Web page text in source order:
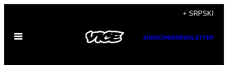
садржај
+ SRPSKI
Otvori
SUBSCRIBENEWSLETTER